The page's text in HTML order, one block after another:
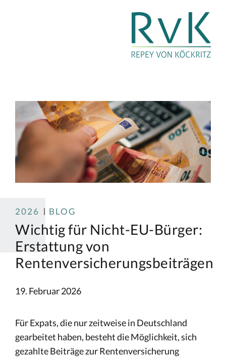
2026 BLOG
Wichtig für Nicht-EU-Bürger:
Erstattung von
Rentenversicherungsbeiträgen
19. Februar 2026
Für Expats, die nur zeitweise in Deutschland
gearbeitet haben, besteht die Möglichkeit, sich
gezahlte Beiträge zur Rentenversicherung